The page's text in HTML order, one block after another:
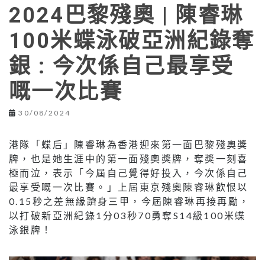
2024巴黎殘奧 | 陳睿琳
100米蝶泳破亞洲紀錄奪
銀 : 今次係自己最享受
嘅一次比賽
30/08/2024
港隊「蝶后」陳睿琳為香港迎來第一面巴黎殘奧獎
牌，也是她生涯中的第一面殘奧獎牌，奪獎一刻喜
極而泣，表示「今屆自己覺得好投入，今次係自己
最享受嘅一次比賽。」上屆東京殘奧陳睿琳飲恨以
0.15秒之差無緣躋身三甲，今屆陳睿琳再接再勵，
以打破新亞洲紀錄1分03秒70勇奪S14級100米蝶
泳銀牌！